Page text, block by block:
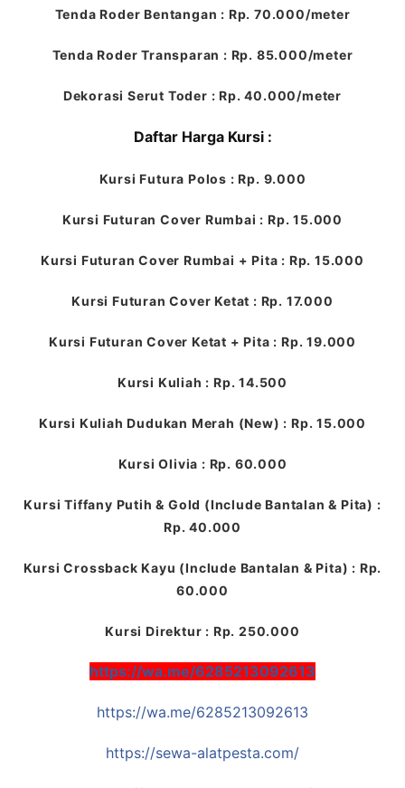
Tenda Roder Bentangan : Rp. 70.000/meter
Tenda Roder Transparan : Rp. 85.000/meter
Dekorasi Serut Toder : Rp. 40.000/meter
Daftar Harga Kursi :
Kursi Futura Polos : Rp. 9.000
Kursi Futuran Cover Rumbai : Rp. 15.000
Kursi Futuran Cover Rumbai + Pita : Rp. 15.000
Kursi Futuran Cover Ketat : Rp. 17.000
Kursi Futuran Cover Ketat + Pita : Rp. 19.000
Kursi Kuliah : Rp. 14.500
Kursi Kuliah Dudukan Merah (New) : Rp. 15.000
Kursi Olivia : Rp. 60.000
Kursi Tiffany Putih & Gold (Include Bantalan & Pita) :
Rp. 40.000
Kursi Crossback Kayu (Include Bantalan & Pita) : Rp.
60.000
Kursi Direktur : Rp. 250.000
https://wa.me/6285213092613
https://wa.me/6285213092613
https://sewa-alatpesta.com/